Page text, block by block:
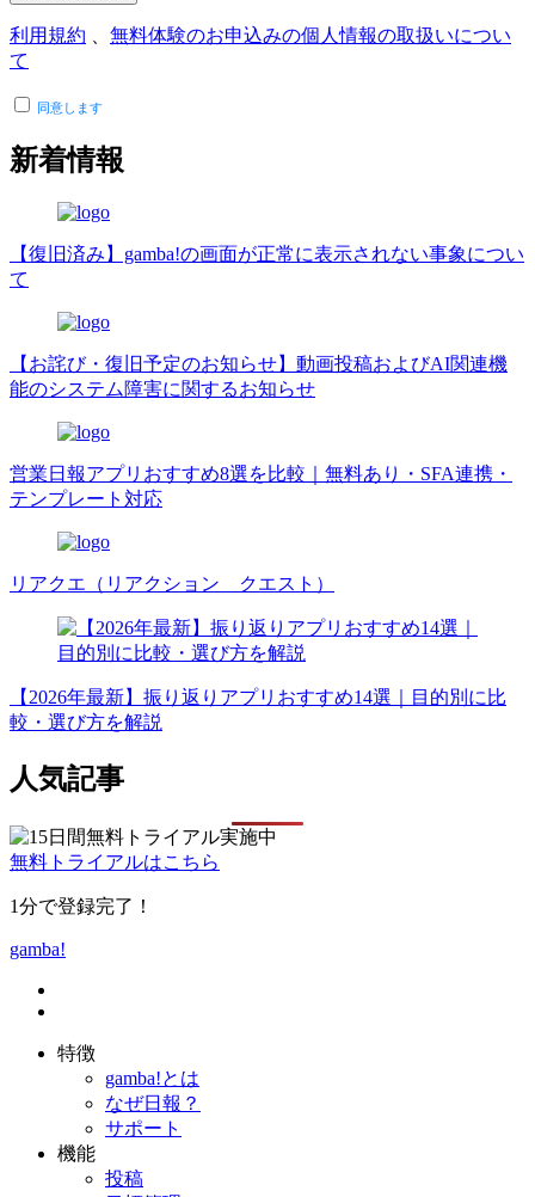
利用規約
無料体験のお申込みの個人情報の取扱いについ
て
同意します
新着情報
【復旧済み】gamba!の画面が正常に表示されない事象につい
て
【お詫び・復旧予定のお知らせ】動画投稿およびAI関連機
能のシステム障害に関するお知らせ
営業日報アプリおすすめ8選を比較｜無料あり・SFA連携・
テンプレート対応
リアクエ（リアクション クエスト）
【2026年最新】振り返りアプリおすすめ14選｜目的別に比
較・選び方を解説
人気記事
無料トライアルはこちら
1分で登録完了！
gamba!
特徴
gamba!とは
なぜ日報？
サポート
機能
投稿